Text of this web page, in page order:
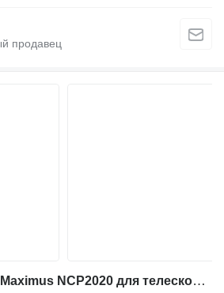
Маслоохладитель Maximus NCP2020 для телескопического погрузчика JCB 536-70 536-60 531-70 541-70 560-80 535-95 550-80 540-140 540-200 540-170 550-140 550-170